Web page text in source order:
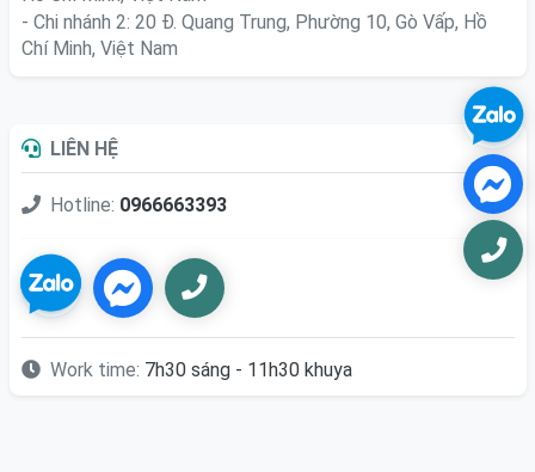
- Chi nhánh 2: 20 Đ. Quang Trung, Phường 10, Gò Vấp, Hồ
Chí Minh, Việt Nam
LIÊN HỆ
Hotline: 0966663393
Work time: 7h30 sáng - 11h30 khuya